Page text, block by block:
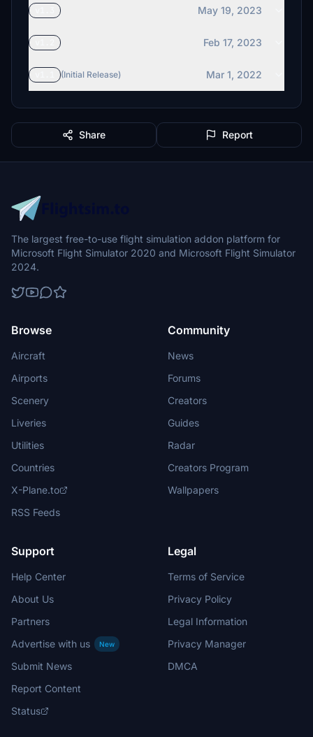
May 19, 2023
Feb 17, 2023
(Initial Release) Mar 1, 2022
Share Report
The largest free-to-use flight simulation addon platform for
Microsoft Flight Simulator 2020 and Microsoft Flight Simulator
2024.
Browse
Aircraft
Airports
Scenery
Liveries
Utilities
Countries
X-Plane.to
RSS Feeds
Community
News
Forums
Creators
Guides
Radar
Creators Program
Wallpapers
Support
Help Center
About Us
Partners
Advertise with us
New
Submit News
Report Content
Status
Legal
Terms of Service
Privacy Policy
Legal Information
Privacy Manager
DMCA